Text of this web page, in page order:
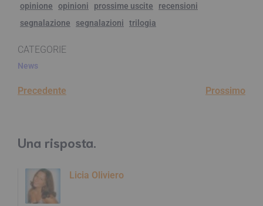
opinione
opinioni prossime uscite
recensioni
segnalazione
segnalazioni trilogia
CATEGORIE
News
Precedente Prossimo
Una risposta.
Licia Oliviero